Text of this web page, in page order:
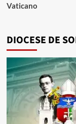
Vaticano
DIOCESE DE